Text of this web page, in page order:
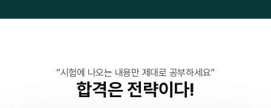
“시험에 나오는 내용만 제대로 공부하세요”
합격은 전략이다!